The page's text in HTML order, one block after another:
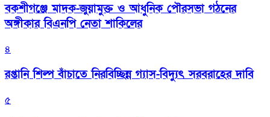
বকশীগঞ্জে মাদক-জুয়ামুক্ত ও আধুনিক পৌরসভা গঠনের
অঙ্গীকার বিএনপি নেতা শাকিলের
৪
রপ্তানি শিল্প বাঁচাতে নিরবিচ্ছিন্ন গ্যাস-বিদ্যুৎ সরবরাহের দাবি
৫